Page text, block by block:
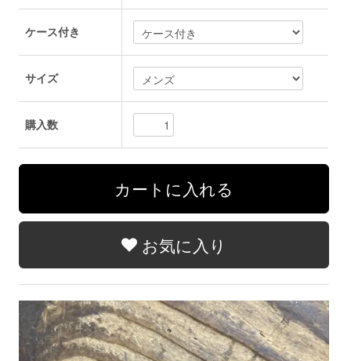
ケース付き
サイズ
購入数
お気に入り